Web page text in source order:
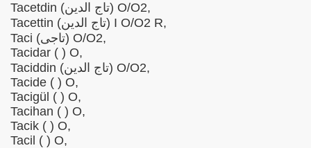
Tacetdin (تاج الدین) O/O2,
Tacettin (تاج الدین) I O/O2 R,
Taci (تاجی) O/O2,
Tacidar ( ) O,
Taciddin (تاج الدین) O/O2,
Tacide ( ) O,
Tacigül ( ) O,
Tacihan ( ) O,
Tacik ( ) O,
Tacil ( ) O,